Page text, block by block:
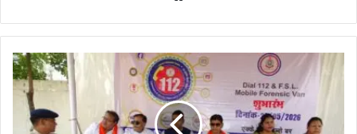
बलौदाबाजार-
भाटापारा
में